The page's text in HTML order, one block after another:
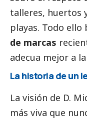
talleres, huertos
playas. Todo ello
de marcas
adecua mejor a
La historia de un
La visión de D.
más viva que